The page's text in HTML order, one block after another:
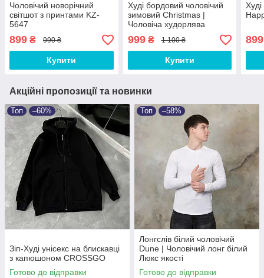
Чоловічий новорічний
світшот з принтами KZ-
5647
899 ₴ 990 ₴
Купити
Худі бордовий чоловічий
зимовий Christmas |
Чоловіча худорлява
новорічна з принтом
ЛЮКС якість
999₴ 1 100 ₴
Купити
899
Акційні пропозиції та новинки
Топ –60%
Зіп-Худі унісекс на блискавці
з капюшоном CROSSGO
Готово до відправки
Топ –58%
Лонгслів білий чоловічий
Dune | Чоловічий лонг білий
Люкс якості
Готово до відправки